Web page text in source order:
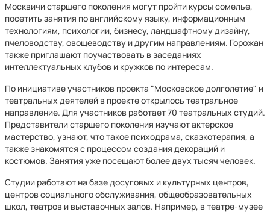
Москвичи старшего поколения могут пройти курсы сомелье,
посетить занятия по английскому языку, информационным
технологиям, психологии, бизнесу, ландшафтному дизайну,
пчеловодству, овощеводству и другим направлениям. Горожан
также приглашают поучаствовать в заседаниях
интеллектуальных клубов и кружков по интересам.
По инициативе участников проекта "Московское долголетие" и
театральных деятелей в проекте открылось театральное
направление. Для участников работает 70 театральных студий.
Представители старшего поколения изучают актерское
мастерство, узнают, что такое психодрама, сказкотерапия, а
также знакомятся с процессом создания декораций и
костюмов. Занятия уже посещают более двух тысяч человек.
Студии работают на базе досуговых и культурных центров,
центров социального обслуживания, общеобразовательных
школ, театров и выставочных залов. Например, в театре-музее